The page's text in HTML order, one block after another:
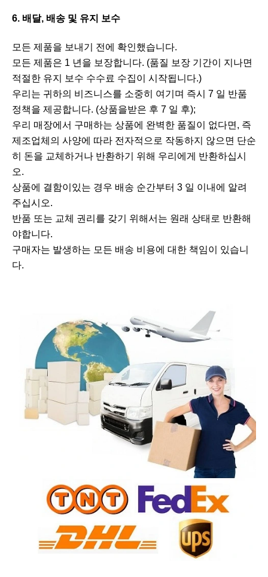
6. 배달, 배송 및 유지 보수
모든 제품을 보내기 전에 확인했습니다.
모든 제품은 1 년을 보장합니다. (품질 보장 기간이 지나면
적절한 유지 보수 수수료 수집이 시작됩니다.)
우리는 귀하의 비즈니스를 소중히 여기며 즉시 7 일 반품
정책을 제공합니다. (상품을받은 후 7 일 후);
우리 매장에서 구매하는 상품에 완벽한 품질이 없다면, 즉
제조업체의 사양에 따라 전자적으로 작동하지 않으면 단순
히 돈을 교체하거나 반환하기 위해 우리에게 반환하십시
오.
상품에 결함이있는 경우 배송 순간부터 3 일 이내에 알려
주십시오.
반품 또는 교체 권리를 갖기 위해서는 원래 상태로 반환해
야합니다.
구매자는 발생하는 모든 배송 비용에 대한 책임이 있습니
다.